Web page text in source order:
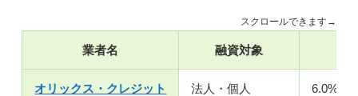
スクロールできます→
業者名 融資対象
オリックス・クレジット 法人・個人 6.0%〜